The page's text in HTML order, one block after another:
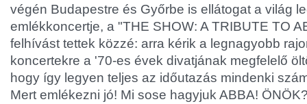
végén Budapestre és Győrbe is ellátogat a világ
emlékkoncertje, a "THE SHOW: A TRIBUTE TO
felhívást tettek közzé: arra kérik a legnagyobb
koncertekre a '70-es évek divatjának megfelelő
hogy így legyen teljes az időutazás mindenki
Mert emlékezni jó! Mi sose hagyjuk ABBA!